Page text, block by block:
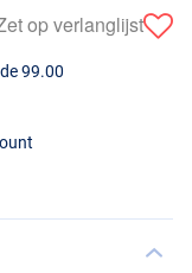
op verlanglijst
99.00